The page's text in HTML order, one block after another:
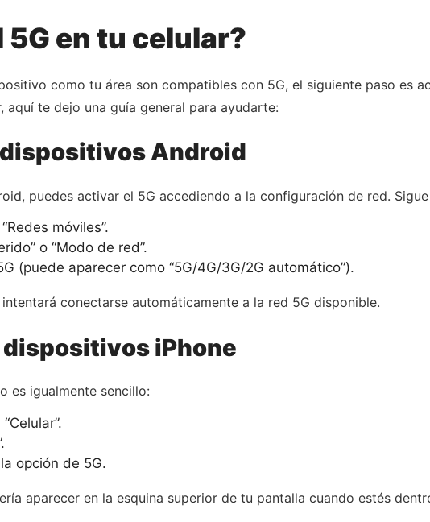
en tu celular?
como tu área son compatibles con 5G, el siguiente paso es
aquí te dejo una guía general para ayudarte:
Android
puedes activar el 5G accediendo a la configuración de red.
móviles”.
o “Modo de red”.
(puede aparecer como “5G/4G/3G/2G automático”).
conectarse automáticamente a la red 5G disponible.
iPhone
es igualmente sencillo:
opción de 5G.
aparecer en la esquina superior de tu pantalla cuando estés